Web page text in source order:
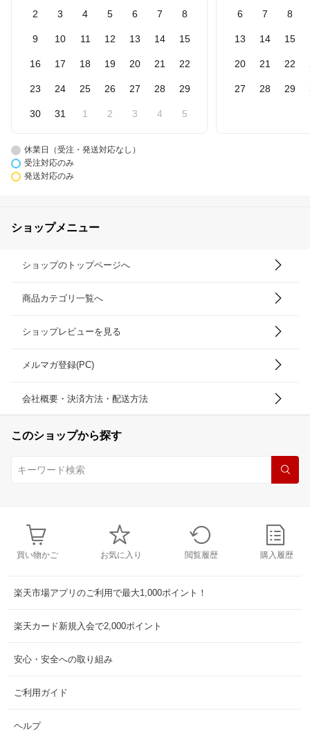
2 3 4 5 6 7 8
9 10 11 12 13 14 15
16 17 18 19 20 21 22
23 24 25 26 27 28 29
30 31 1 2 3 4 5
6 7 8
13 14 15
20 21 22
27 28 29
休業日（受注・発送対応なし）
受注対応のみ
発送対応のみ
ショップメニュー
ショップのトップページへ
商品カテゴリ一覧へ
ショップレビューを見る
メルマガ登録(PC)
会社概要・決済方法・配送方法
このショップから探す
買い物かご お気に入り 閲覧履歴 購入履歴
楽天市場アプリのご利用で最大1,000ポイント！
楽天カード新規入会で2,000ポイント
安心・安全への取り組み
ご利用ガイド
ヘルプ